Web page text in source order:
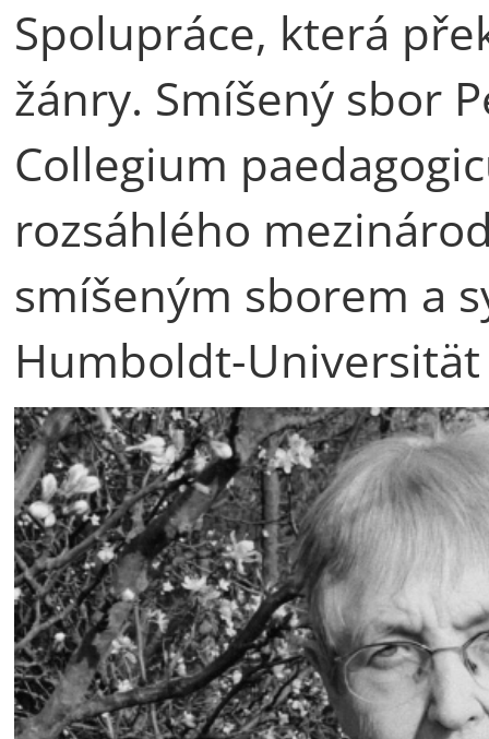
Spolupráce, která
žánry. Smíšený sbor
Collegium
rozsáhlého
smíšeným sborem a
Humboldt-